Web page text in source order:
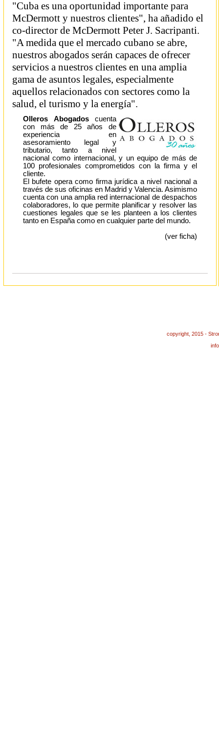
"Cuba es una oportunidad importante para
McDermott y nuestros clientes", ha añadido el
co-director de McDermott Peter J. Sacripanti.
"A medida que el mercado cubano se abre,
nuestros abogados serán capaces de ofrecer
servicios a nuestros clientes en una amplia
gama de asuntos legales, especialmente
aquellos relacionados con sectores como la
salud, el turismo y la energía".
Olleros Abogadoscuenta
con más de 25 años de
experiencia en
asesoramiento legal y
tributario, tanto a nivel
nacional como internacional, y un equipo de más de
100 profesionales comprometidos con la firma y el
cliente.
El bufete opera como firma jurídica a nivel nacional a
través de sus oficinas en Madrid y Valencia. Asimismo
cuenta con una amplia red internacional de despachos
colaboradores, lo que permite planificar y resolver las
cuestiones legales que se les planteen a los clientes
tanto en España como en cualquier parte del mundo.
(ver ficha)
copyright, 2015 -